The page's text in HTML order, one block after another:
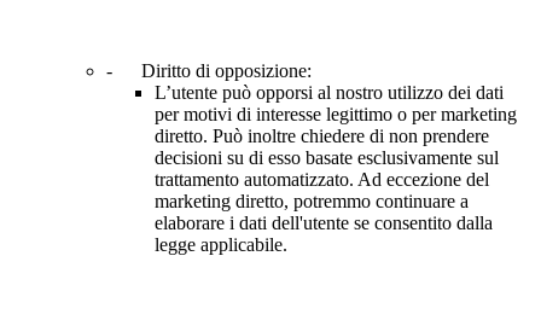
- Diritto di opposizione:
L’utente può opporsi al nostro utilizzo dei dati
per motivi di interesse legittimo o per marketing
diretto. Può inoltre chiedere di non prendere
decisioni su di esso basate esclusivamente sul
trattamento automatizzato. Ad eccezione del
marketing diretto, potremmo continuare a
elaborare i dati dell'utente se consentito dalla
legge applicabile.